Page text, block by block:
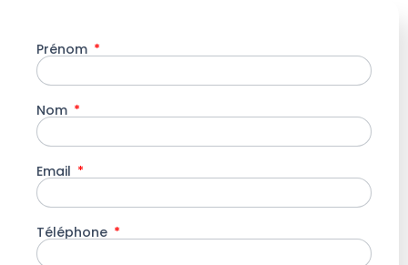
Prénom
Nom
Email
Téléphone